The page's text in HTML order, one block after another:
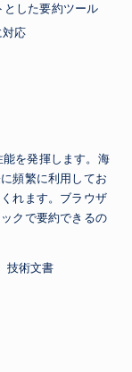
した要約ツール
応
を発揮します。海
頻繁に利用してお
れます。ブラウザ
クで要約できるの
技術文書